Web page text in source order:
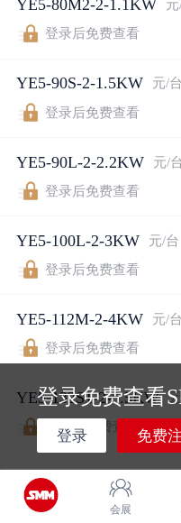
会展
YE5-80M2-2-1.1KW
登录后免费查看
YE5-90S-2-1.5KW 元/台
登录后免费查看
YE5-90L-2-2.2KW 元/台
登录后免费查看
YE5-100L-2-3KW 元/台
登录后免费查看
YE5-112M-2-4KW 元/台
登录后免费查看
YE5-132S1-2-5.5KW
登录后免费查看
YE5-132S2-2-7.5KW
登录后免费查看
登录免费查看
登录 免费